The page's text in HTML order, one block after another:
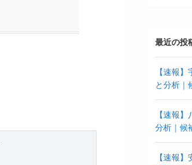
最近の投
【速報
と分析｜
【速報
分析｜候
【速報